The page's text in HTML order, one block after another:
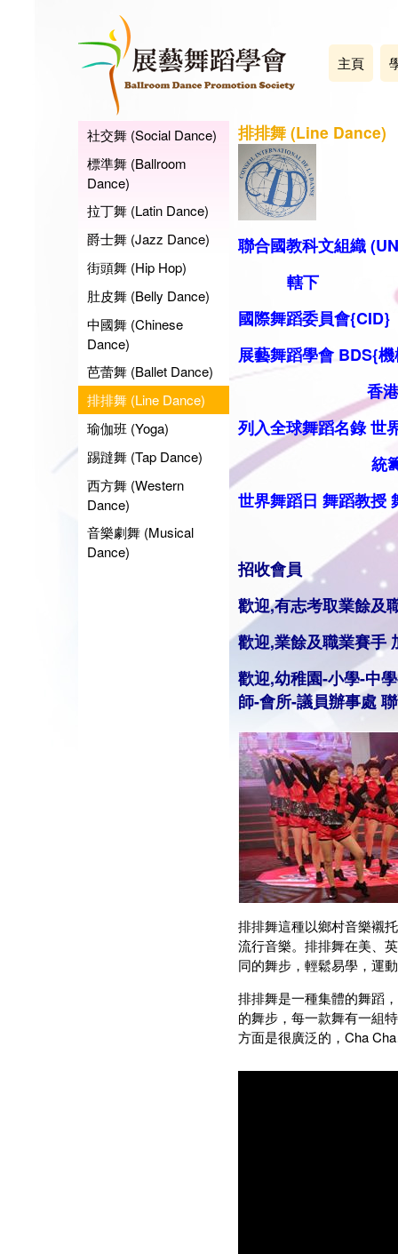
主頁
社交舞 (Social Dance)
標準舞 (Ballroom
Dance)
拉丁舞 (Latin Dance)
爵士舞 (Jazz Dance)
街頭舞 (Hip Hop)
肚皮舞 (Belly Dance)
中國舞 (Chinese
Dance)
芭蕾舞 (Ballet Dance)
排排舞 (Line Dance)
瑜伽班 (Yoga)
踢躂舞 (Tap Dance)
西方舞 (Western
Dance)
音樂劇舞 (Musical
Dance)
排排舞 (Line Dance)
聯合國教科文組織
轄下
國際舞蹈委員會{CID}
展藝舞蹈學會 BDS{機
香港代
列入全球舞蹈名錄世
統籌業餘
世界舞蹈日 舞蹈教授
招收會員
歡迎,有志考取業餘及
歡迎,業餘及職業賽手
歡迎,幼稚園-小學-中
師-會所-議員辦事處
排排舞這種以鄉村音樂襯
流行音樂。排排舞在美、
同的舞步，輕鬆易學，運
排排舞是一種集體的舞蹈
的舞步，每一款舞有一組
方面是很廣泛的，Cha